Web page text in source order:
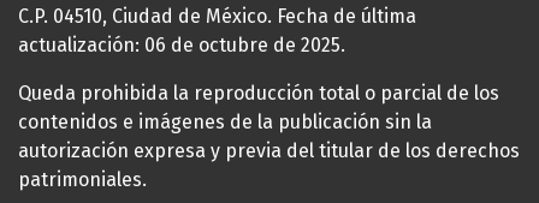
C.P. 04510, Ciudad de México. Fecha de última
actualización: 06 de octubre de 2025.
Queda prohibida la reproducción total o parcial de los
contenidos e imágenes de la publicación sin la
autorización expresa y previa del titular de los derechos
patrimoniales.